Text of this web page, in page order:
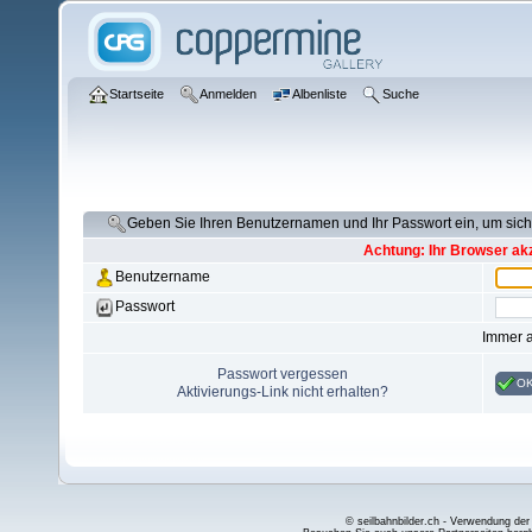
Startseite Anmelden Albenliste Suche
Geben Sie Ihren Benutzernamen und Ihr Passwort ein, um
Achtung: Ihr Browser
Benutzername
Passwort
Immer
Passwort vergessen
Aktivierungs-Link nicht erhalten?
© seilbahnbilder.ch - Verwendung